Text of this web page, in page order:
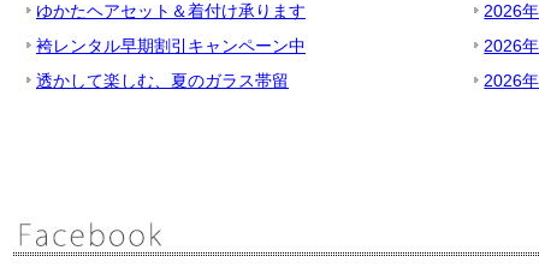
ゆかたヘアセット＆着付け承ります
袴レンタル早期割引キャンペーン中
透かして楽しむ、夏のガラス帯留
2026
2026
2026